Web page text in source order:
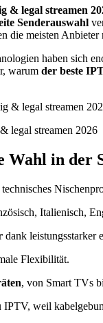
& legal streamen
Senderauswahl
die meisten
haben sich
warum der beste
legal streamen 2026
Wahl in der
Italienisch,
dank leistungsstarker
Flexibilität.
, von Smart TVs
weil